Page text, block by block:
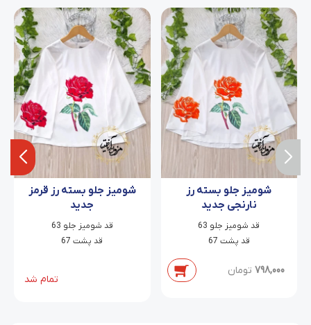
شومیز جلو بسته رز
نارنجی جدید
قد شومیز جلو 63
قد پشت 67
798,000 تومان
شومیز جلو بسته رز قرمز
جدید
قد شومیز جلو 63
قد پشت 67
تمام شد